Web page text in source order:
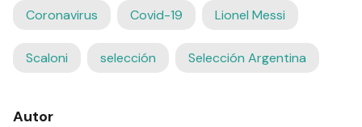
Coronavirus Covid-19 Lionel Messi
Scaloni selección Selección Argentina
Autor